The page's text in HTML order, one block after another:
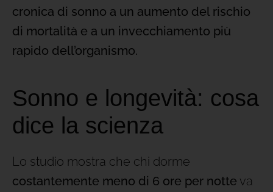
cronica di sonno a un aumento del rischio
di mortalità e a un invecchiamento più
rapido dell’organismo.
Sonno e longevità: cosa
dice la scienza
Lo studio mostra che chi dorme
costantemente meno di 6 ore per notte va